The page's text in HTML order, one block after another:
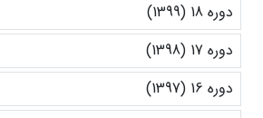
دوره 18 (1399)
دوره 17 (1398)
دوره 16 (1397)